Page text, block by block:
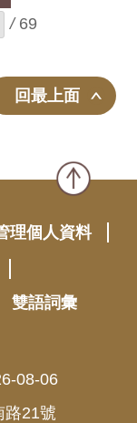
/ 69
回最上面
理個人資料
雙語詞彙
08-06
路21號